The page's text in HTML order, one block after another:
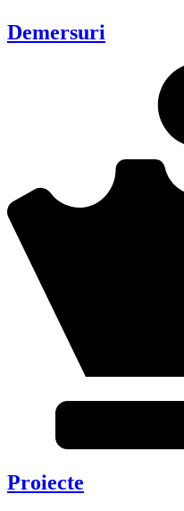
Demersuri
Proiecte